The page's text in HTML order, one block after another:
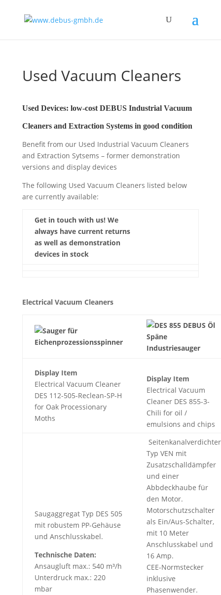
Used Vacuum Cleaners
Used Devices: low-cost DEBUS Industrial Vacuum
Cleaners and Extraction Systems in good condition
Benefit from our Used Industrial Vacuum Cleaners
and Extraction Sytsems – former demonstration
versions and display devices
The following Used Vacuum Cleaners listed below
are currently available:
Get in touch with us! We
always have current returns
as well as demonstration
devices in stock
Electrical Vacuum Cleaners
Display Item
Electrical Vacuum Cleaner
DES 112-505-Reclean-SP-H
for Oak Processionary
Moths
Display Item
Electrical Vacuum
Cleaner DES 855-3-
Chili for oil /
emulsions and chips
Saugaggregat Typ DES 505
mit robustem PP-Gehäuse
und Anschlusskabel.
Technische Daten:
Ansaugluft max.: 540 m³/h
Unterdruck max.: 220
mbar
Seitenkanalverdichter
Typ VEN mit
Zusatzschalldämpfer
und einer
Abbdeckhaube für
den Motor.
Motorschutzschalter
als Ein/Aus-Schalter,
mit 10 Meter
Anschlusskabel und
16 Amp.
CEE-Normstecker
inklusive
Phasenwender.